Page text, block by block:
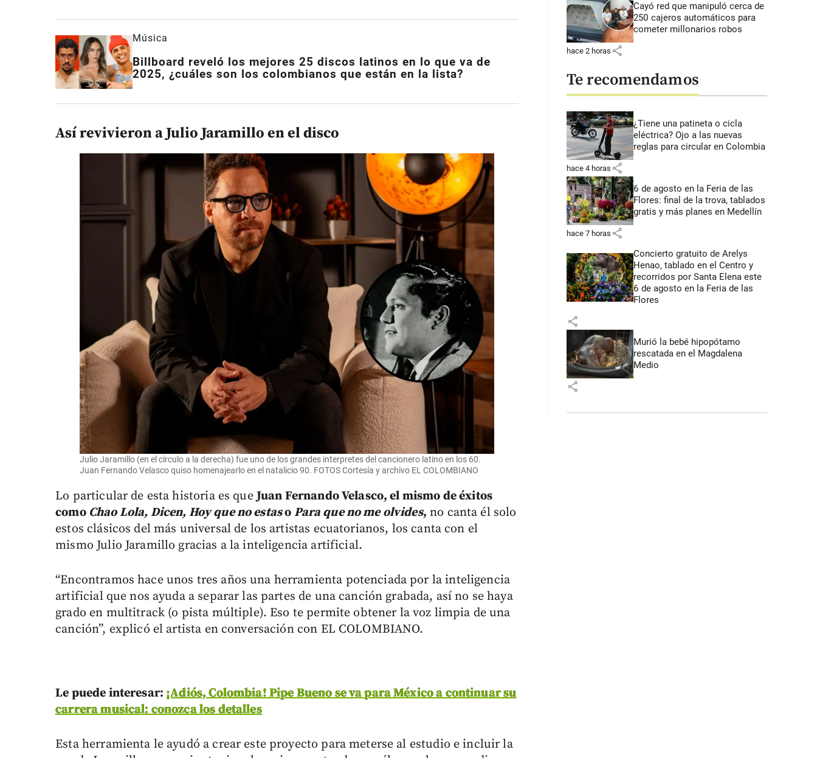
Música
Billboard reveló los mejores 25 discos latinos en lo que va de
2025, ¿cuáles son los colombianos que están en la lista?
Así revivieron a Julio Jaramillo en el disco
Julio Jaramillo (en el círculo a la derecha) fue uno de los grandes interpretes del cancionero latino en los 60.
Juan Fernando Velasco quiso homenajearlo en el natalicio 90. FOTOS Cortesía y archivo EL COLOMBIANO
Lo particular de esta historia es queJuan Fernando Velasco, el mismo de éxitos
comoChao Lola, Dicen, Hoy que no estaso Para que no me olvides, no canta él solo
estos clásicos del más universal de los artistas ecuatorianos, los canta con el
mismo Julio Jaramillo gracias a la inteligencia artificial.
“Encontramos hace unos tres años una herramienta potenciada por la inteligencia
artificial que nos ayuda a separar las partes de una canción grabada, así no se haya
grado en multitrack (o pista múltiple). Eso te permite obtener la voz limpia de una
canción”, explicó el artista en conversación con EL COLOMBIANO.
Le puede interesar: ¡Adiós, Colombia! Pipe Bueno se va para México a continuar su
carrera musical: conozca los detalles
Esta herramienta le ayudó a crear este proyecto para meterse al estudio e incluir la
Cayó red que manipuló cerca de
250 cajeros automáticos para
cometer millonarios robos
hace 2 horas share
Te recomendamos
¿Tiene una patineta o cicla
eléctrica? Ojo a las nuevas
reglas para circular en Colombia
hace 4 horas share
6 de agosto en la Feria de las
Flores: final de la trova, tablados
gratis y más planes en Medellín
hace 7 horas share
Concierto gratuito de Arelys
Henao, tablado en el Centro y
recorridos por Santa Elena este
6 de agosto en la Feria de las
Flores
share
Murió la bebé hipopótamo
rescatada en el Magdalena
Medio
share